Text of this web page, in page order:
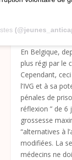
En Belgique,
plus régi par le
Cependant,
l’IVG et à sa
pénales de
réflexion ” de 6
grossesse
“alternatives à
modifiées. La
médecins ne